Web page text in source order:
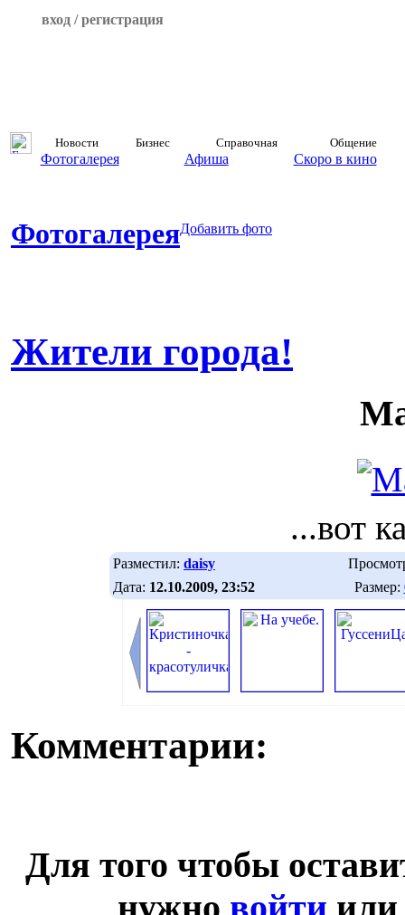
вход / регистрация
Новости Бизнес Справочная Общение
Фотогалерея Афиша Скоро в кино
ФотогалереяДобавить фото
Жители города!
...вот
Разместил: daisy
Дата: 12.10.2009, 23:52 Размер:
Комментарии:
Для того чтобы